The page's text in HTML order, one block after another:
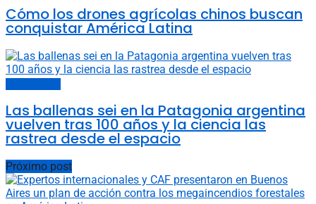
Cómo los drones agrícolas chinos buscan
conquistar América Latina
Las ballenas sei en la Patagonia argentina
vuelven tras 100 años y la ciencia las
rastrea desde el espacio
Próximo post